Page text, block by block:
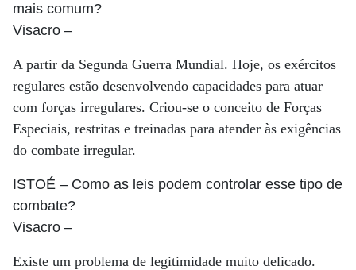
mais comum?
Visacro –
A partir da Segunda Guerra Mundial. Hoje, os exércitos
regulares estão desenvolvendo capacidades para atuar
com forças irregulares. Criou-se o conceito de Forças
Especiais, restritas e treinadas para atender às exigências
do combate irregular.
ISTOÉ – Como as leis podem controlar esse tipo de
combate?
Visacro –
Existe um problema de legitimidade muito delicado.